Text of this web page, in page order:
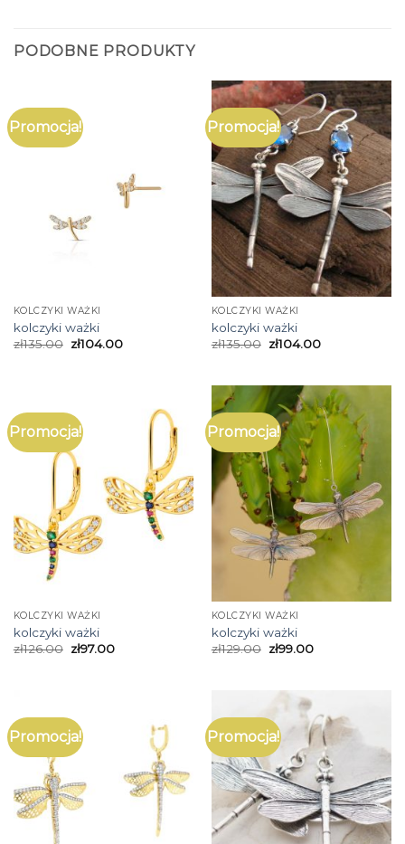
PODOBNE PRODUKTY
Promocja!
KOLCZYKI WAŻKI
kolczyki ważki
zł135.00 zł104.00
Promocja!
KOLCZYKI WAŻKI
kolczyki ważki
zł135.00 zł104.00
Promocja!
KOLCZYKI WAŻKI
kolczyki ważki
zł126.00 zł97.00
Promocja!
KOLCZYKI WAŻKI
kolczyki ważki
zł129.00 zł99.00
Promocja! Promocja!